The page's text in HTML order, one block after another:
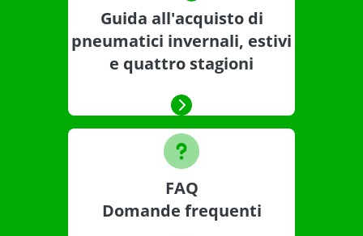
Guida all'acquisto di
pneumatici invernali, estivi
e quattro stagioni
FAQ
Domande frequenti